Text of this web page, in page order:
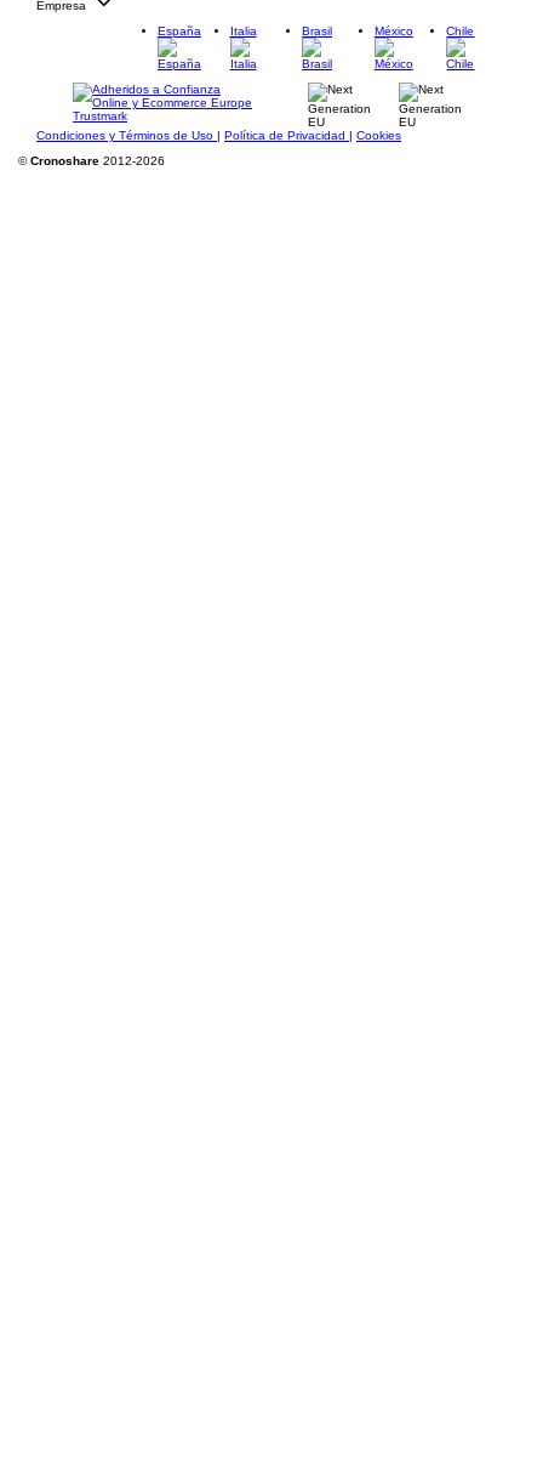
Empresa
España
Italia Brasil México Chile
Condiciones y Términos de Uso | Política de Privacidad | Cookies
©Cronoshare 2012-2026